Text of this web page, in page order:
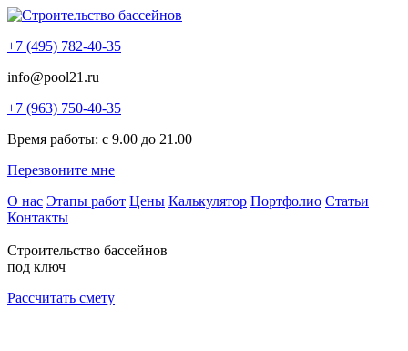
+7 (495) 782-40-35
info@pool21.ru
+7 (963) 750-40-35
Время работы: с 9.00 до 21.00
Перезвоните мне
О нас Этапы работ Цены Калькулятор Портфолио Статьи
Контакты
Строительство бассейнов
под ключ
Рассчитать смету